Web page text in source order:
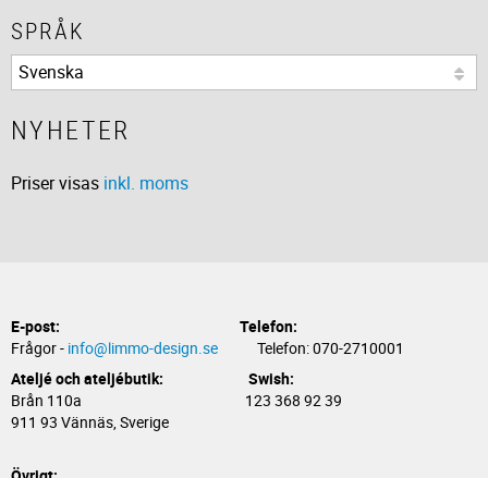
SPRÅK
NYHETER
Priser visas inkl. moms
E-post:
Telefon:
Frågor - info@limmo-design.se Telefon: 070-2710001
Ateljé och ateljébutik: Swish:
Brån 110a 123 368 92 39
911 93 Vännäs, Sverige